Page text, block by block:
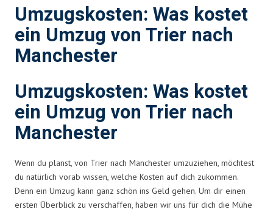
Umzugskosten: Was kostet
ein Umzug von Trier nach
Manchester
Umzugskosten: Was kostet
ein Umzug von Trier nach
Manchester
Wenn du planst, von Trier nach Manchester umzuziehen, möchtest
du natürlich vorab wissen, welche Kosten auf dich zukommen.
Denn ein Umzug kann ganz schön ins Geld gehen. Um dir einen
ersten Überblick zu verschaffen, haben wir uns für dich die Mühe